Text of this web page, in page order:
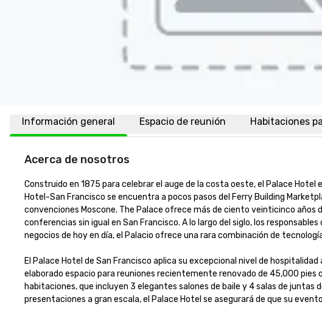
Información general Espacio de reunión Habitaciones
Acerca de nosotros
Construido en 1875 para celebrar el auge de la costa oeste, el Palace Hotel
Hotel-San Francisco se encuentra a pocos pasos del Ferry Building
convenciones Moscone. The Palace ofrece más de ciento veinticinco
conferencias sin igual en San Francisco. A lo largo del siglo, los
negocios de hoy en día, el Palacio ofrece una rara combinación de
El Palace Hotel de San Francisco aplica su excepcional nivel de
elaborado espacio para reuniones recientemente renovado de 45,000 pies
habitaciones, que incluyen 3 elegantes salones de baile y 4 salas de
presentaciones a gran escala, el Palace Hotel se asegurará de que su